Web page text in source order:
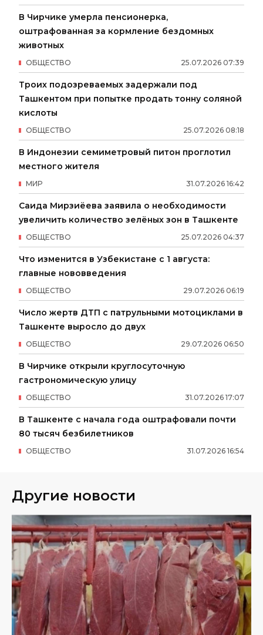
В Чирчике умерла пенсионерка,
оштрафованная за кормление бездомных
животных
25.07.2026 07:39
ОБЩЕСТВО
Троих подозреваемых задержали под
Ташкентом при попытке продать тонну соляной
кислоты
25.07.2026 08:18
ОБЩЕСТВО
В Индонезии семиметровый питон проглотил
местного жителя
31.07.2026 16:42
МИР
Саида Мирзиёева заявила о необходимости
увеличить количество зелёных зон в Ташкенте
25.07.2026 04:37
ОБЩЕСТВО
Что изменится в Узбекистане с 1 августа:
главные нововведения
29.07.2026 06:19
ОБЩЕСТВО
Число жертв ДТП с патрульными мотоциклами в
Ташкенте выросло до двух
29.07.2026 06:50
ОБЩЕСТВО
В Чирчике открыли круглосуточную
гастрономическую улицу
31.07.2026 17:07
ОБЩЕСТВО
В Ташкенте с начала года оштрафовали почти
80 тысяч безбилетников
31.07.2026 16:54
ОБЩЕСТВО
Другие новости